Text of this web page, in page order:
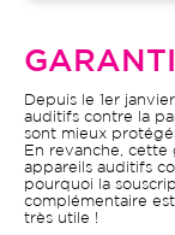
Depuis le 1er
auditifs contre la
sont mieux
En revanche, cette
appareils auditifs
pourquoi la
complémentaire
très utile !